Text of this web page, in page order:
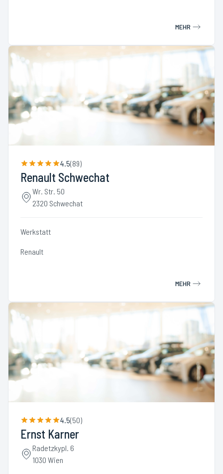
MEHR
4.5(89)
Renault Schwechat
Wr. Str. 50
2320 Schwechat
Werkstatt
Renault
MEHR
4.5(50)
Ernst Karner
Radetzkypl. 6
1030 Wien